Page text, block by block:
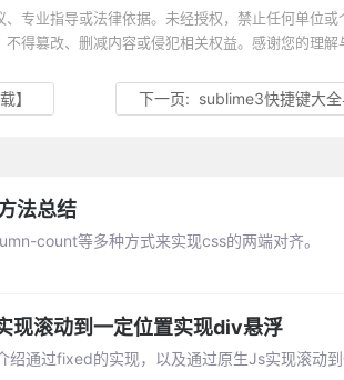
专业指导或法律依据。未经授权，禁止任何单位
得篡改、删减内容或侵犯相关权益。感谢您的理解
】 下一页: sublime3快捷键大
法总结
count等多种方式来实现css的两端对齐。
滚动到一定位置实现div悬浮
通过fixed的实现，以及通过原生Js实现滚动